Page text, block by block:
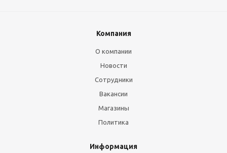
Компания
О компании
Новости
Сотрудники
Вакансии
Магазины
Политика
Информация